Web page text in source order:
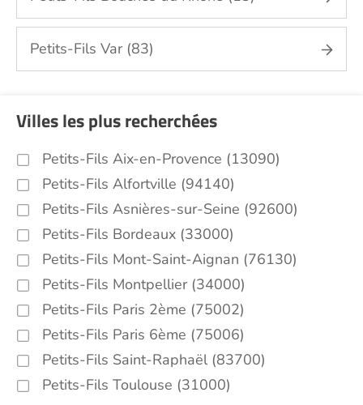
Petits-Fils Var (83)
Villes les plus recherchées
Petits-Fils Aix-en-Provence (13090)
Petits-Fils Alfortville (94140)
Petits-Fils Asnières-sur-Seine (92600)
Petits-Fils Bordeaux (33000)
Petits-Fils Mont-Saint-Aignan (76130)
Petits-Fils Montpellier (34000)
Petits-Fils Paris 2ème (75002)
Petits-Fils Paris 6ème (75006)
Petits-Fils Saint-Raphaël (83700)
Petits-Fils Toulouse (31000)